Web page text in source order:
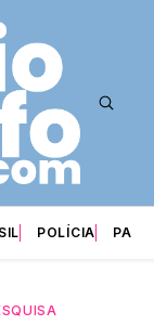
POLÍCIA